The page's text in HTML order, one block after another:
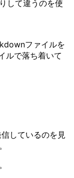
して違うのを使
ファイルを
ルで落ち着いて
しているのを見